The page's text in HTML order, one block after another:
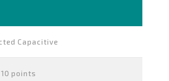
Capacitive
10 points